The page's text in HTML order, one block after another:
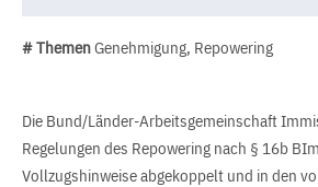
# ThemenGenehmigung, Repowering
Die Bund/Länder-Arbeitsgemeinschaft
Regelungen des Repowering nach § 16b
Vollzugshinweise abgekoppelt und in den